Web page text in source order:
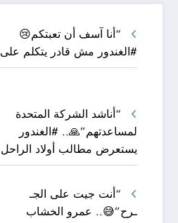
“أنا آسف أن تعبتكم😢
#الغندور مش قادر يتكلم على
“أناشد الشركة المتحدة
لمساعدتهم”🙏.. #الغندور
يستعرض مطالب أولاد الراحل
“أنت جيت على الجـ
ـرح”😅.. عمرو الخشاب